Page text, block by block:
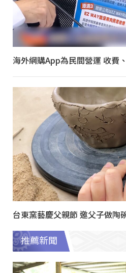
海外網購App為民間營運 收費
台東窯藝慶父親節 邀父子做陶
推薦新聞